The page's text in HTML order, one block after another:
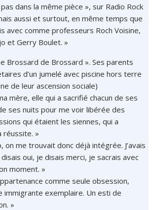
pas dans la même pièce », sur Radio Rock
aussi et surtout, en même temps que
avec comme professeurs Roch Voisine,
et Gerry Boulet. »
Brossard de Brossard ». Ses parents
d’un jumelé avec piscine hors terre
de leur ascension sociale)
mère, elle qui a sacrifié chacun de ses
ses nuits pour me voir libérée des
qui étaient les siennes, qui a
réussite. »
on me trouvait donc déjà intégrée. J’avais
oui, je disais merci, je sacrais avec
moment. »
comme seule obsession,
immigrante exemplaire. Un esti de
»